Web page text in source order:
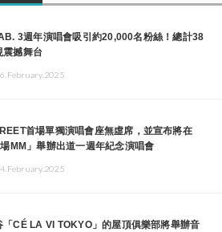
3週年演唱會吸引約20,000名粉絲！總計38
震撼舞台
首場單獨演唱會座無虛席，並宣布將在
場MM」舉辦出道一週年紀念演唱會
「CÉ LA VI TOKYO」的屋頂俱樂部將舉辦音